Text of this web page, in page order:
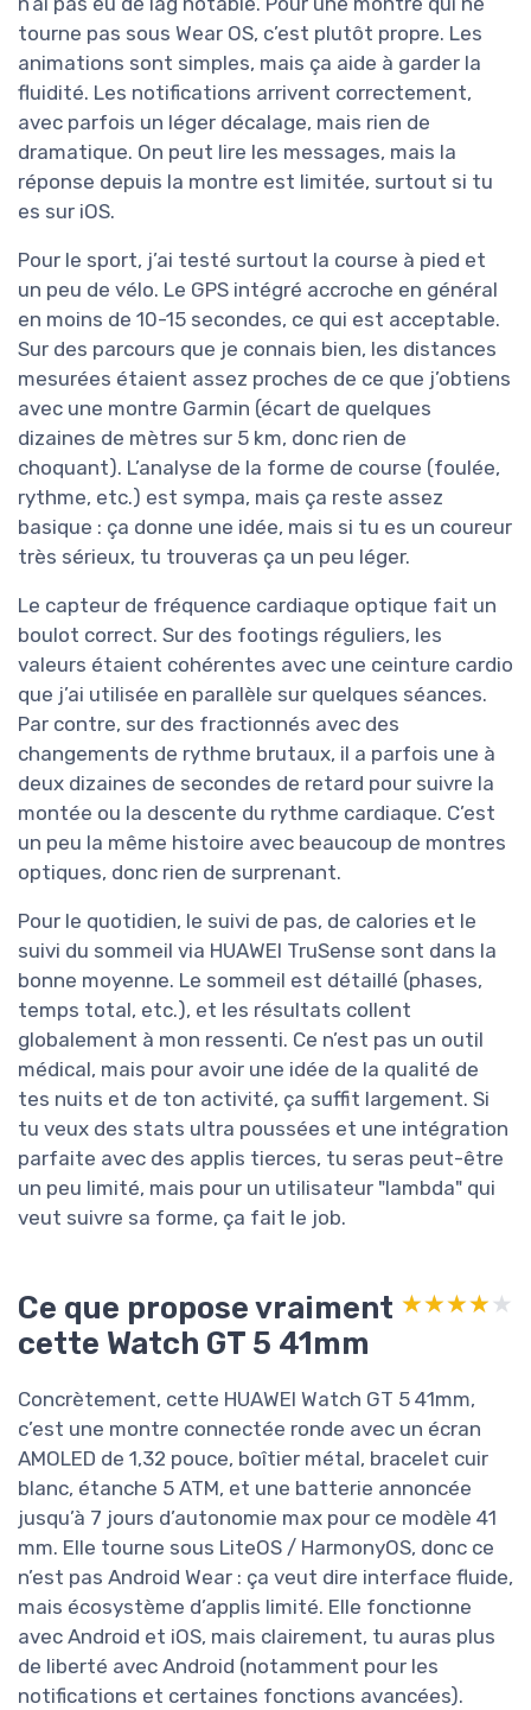
tourne pas sous Wear OS, c’est plutôt propre. Les
animations sont simples, mais ça aide à garder la
fluidité. Les notifications arrivent correctement,
avec parfois un léger décalage, mais rien de
dramatique. On peut lire les messages, mais la
réponse depuis la montre est limitée, surtout si tu
es sur iOS.
Pour le sport, j’ai testé surtout la course à pied et
un peu de vélo. Le GPS intégré accroche en général
en moins de 10-15 secondes, ce qui est acceptable.
Sur des parcours que je connais bien, les distances
mesurées étaient assez proches de ce que j’obtiens
avec une montre Garmin (écart de quelques
dizaines de mètres sur 5 km, donc rien de
choquant). L’analyse de la forme de course (foulée,
rythme, etc.) est sympa, mais ça reste assez
basique : ça donne une idée, mais si tu es un coureur
très sérieux, tu trouveras ça un peu léger.
Le capteur de fréquence cardiaque optique fait un
boulot correct. Sur des footings réguliers, les
valeurs étaient cohérentes avec une ceinture cardio
que j’ai utilisée en parallèle sur quelques séances.
Par contre, sur des fractionnés avec des
changements de rythme brutaux, il a parfois une à
deux dizaines de secondes de retard pour suivre la
montée ou la descente du rythme cardiaque. C’est
un peu la même histoire avec beaucoup de montres
optiques, donc rien de surprenant.
Pour le quotidien, le suivi de pas, de calories et le
suivi du sommeil via HUAWEI TruSense sont dans la
bonne moyenne. Le sommeil est détaillé (phases,
temps total, etc.), et les résultats collent
globalement à mon ressenti. Ce n’est pas un outil
médical, mais pour avoir une idée de la qualité de
tes nuits et de ton activité, ça suffit largement. Si
tu veux des stats ultra poussées et une intégration
parfaite avec des applis tierces, tu seras peut-être
un peu limité, mais pour un utilisateur "lambda" qui
veut suivre sa forme, ça fait le job.
Ce que propose vraiment
cette Watch GT 5 41mm
★★★★★
★★★★★
Concrètement, cette HUAWEI Watch GT 5 41mm,
c’est une montre connectée ronde avec un écran
AMOLED de 1,32 pouce, boîtier métal, bracelet cuir
blanc, étanche 5 ATM, et une batterie annoncée
jusqu’à 7 jours d’autonomie max pour ce modèle 41
mm. Elle tourne sous LiteOS / HarmonyOS, donc ce
n’est pas Android Wear : ça veut dire interface fluide,
mais écosystème d’applis limité. Elle fonctionne
avec Android et iOS, mais clairement, tu auras plus
de liberté avec Android (notamment pour les
notifications et certaines fonctions avancées).